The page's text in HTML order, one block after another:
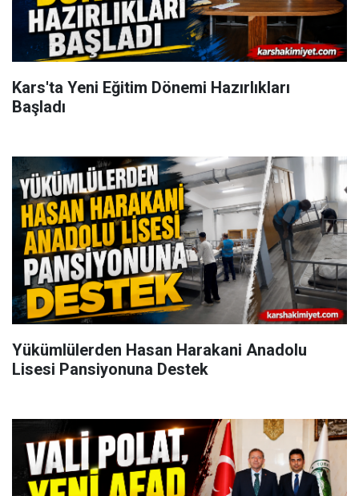
Kars'ta Yeni Eğitim Dönemi Hazırlıkları
Başladı
Yükümlülerden Hasan Harakani Anadolu
Lisesi Pansiyonuna Destek